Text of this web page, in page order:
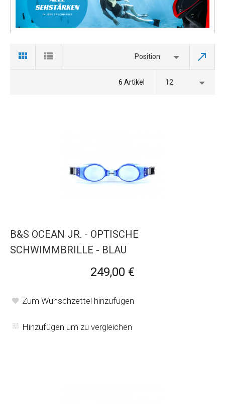
Position
6 Artikel 12
B&S OCEAN JR. - OPTISCHE
SCHWIMMBRILLE - BLAU
249,00 €
Zum Wunschzettel hinzufügen
Hinzufügen um zu vergleichen